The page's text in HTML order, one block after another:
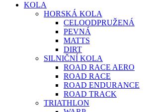
KOLA
HORSKÁ KOLA
CELOODPRUŽENÁ
PEVNÁ
MATTS
DIRT
SILNIČNÍ KOLA
ROAD RACE AERO
ROAD RACE
ROAD ENDURANCE
ROAD TRACK
TRIATHLON